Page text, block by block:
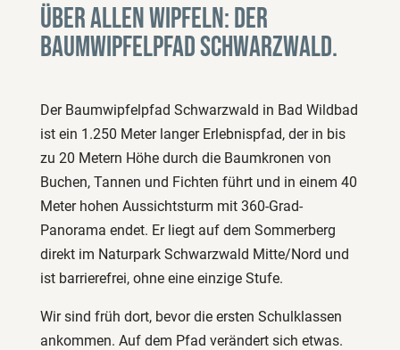
Über allen Wipfeln: Der
Baumwipfelpfad Schwarzwald.
Der Baumwipfelpfad Schwarzwald in Bad Wildbad
ist ein 1.250 Meter langer Erlebnispfad, der in bis
zu 20 Metern Höhe durch die Baumkronen von
Buchen, Tannen und Fichten führt und in einem 40
Meter hohen Aussichtsturm mit 360-Grad-
Panorama endet. Er liegt auf dem Sommerberg
direkt im Naturpark Schwarzwald Mitte/Nord und
ist barrierefrei, ohne eine einzige Stufe.
Wir sind früh dort, bevor die ersten Schulklassen
ankommen. Auf dem Pfad verändert sich etwas.